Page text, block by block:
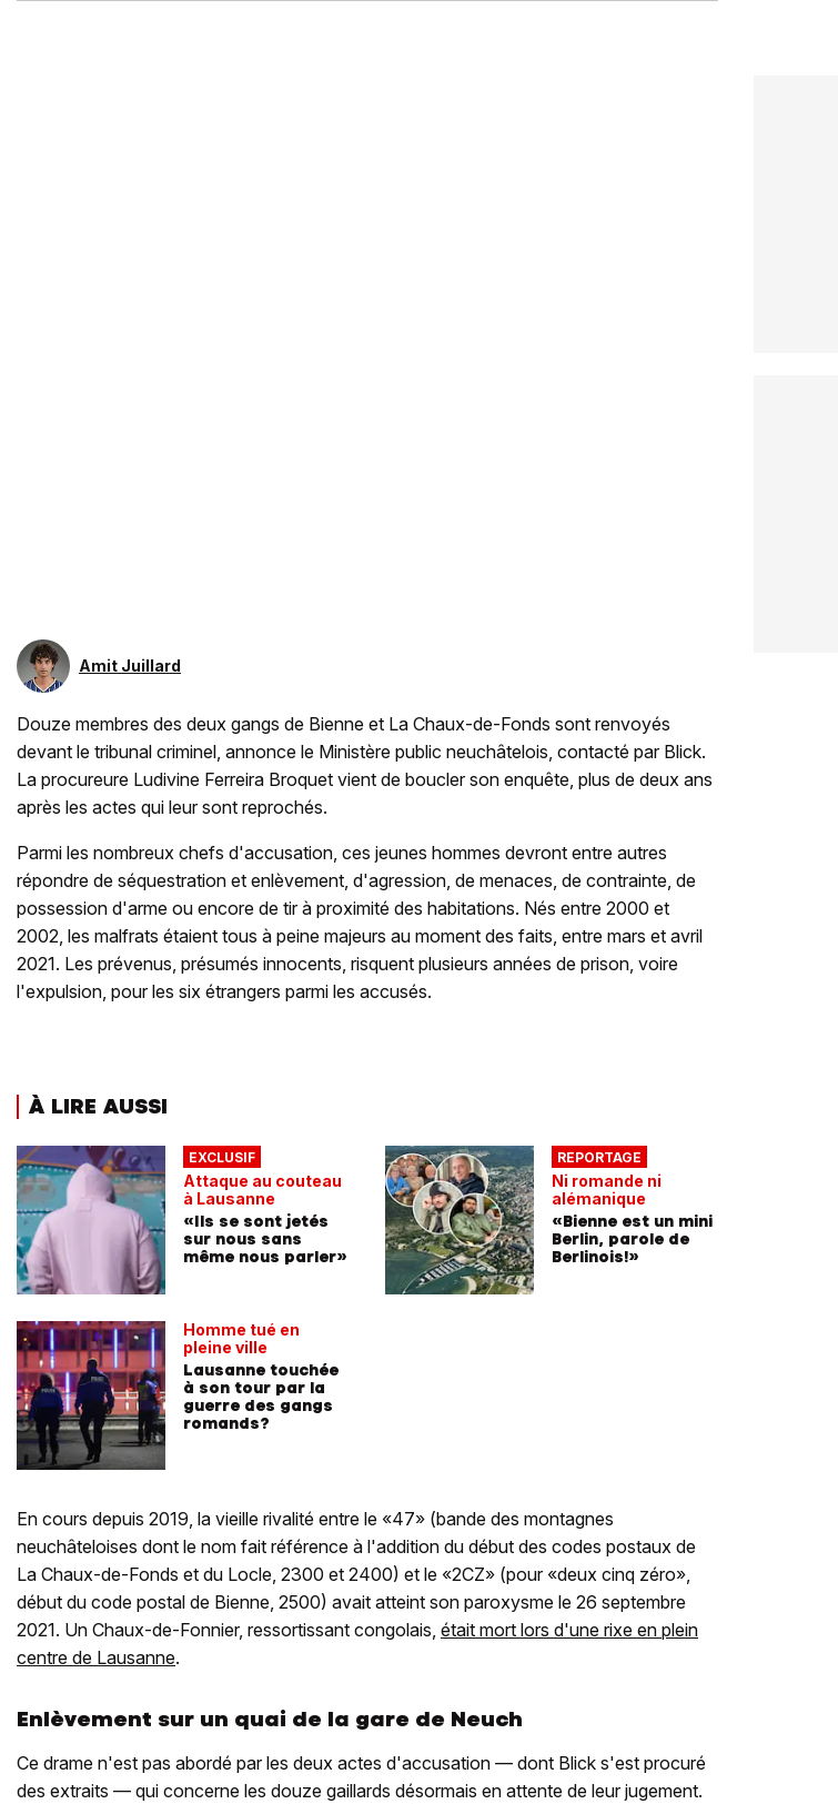
Amit Juillard
Douze membres des deux gangs de Bienne et La Chaux-de-Fonds sont renvoyés
devant le tribunal criminel, annonce le Ministère public neuchâtelois, contacté par Blick.
La procureure Ludivine Ferreira Broquet vient de boucler son enquête, plus de deux ans
après les actes qui leur sont reprochés.
Parmi les nombreux chefs d'accusation, ces jeunes hommes devront entre autres
répondre de séquestration et enlèvement, d'agression, de menaces, de contrainte, de
possession d'arme ou encore de tir à proximité des habitations. Nés entre 2000 et
2002, les malfrats étaient tous à peine majeurs au moment des faits, entre mars et avril
2021. Les prévenus, présumés innocents, risquent plusieurs années de prison, voire
l'expulsion, pour les six étrangers parmi les accusés.
À LIRE AUSSI
EXCLUSIF
Attaque au couteau
à Lausanne
«Ils se sont jetés
sur nous sans
même nous parler»
Homme tué en
pleine ville
Lausanne touchée
à son tour par la
guerre des gangs
romands?
REPORTAGE
Ni romande ni
alémanique
«Bienne est un mini
Berlin, parole de
Berlinois!»
En cours depuis 2019, la vieille rivalité entre le «47» (bande des montagnes
neuchâteloises dont le nom fait référence à l'addition du début des codes postaux de
La Chaux-de-Fonds et du Locle, 2300 et 2400) et le «2CZ» (pour «deux cinq zéro»,
début du code postal de Bienne, 2500) avait atteint son paroxysme le 26 septembre
2021. Un Chaux-de-Fonnier, ressortissant congolais, était mort lors d'une rixe en plein
centre de Lausanne.
Enlèvement sur un quai de la gare de Neuch
Ce drame n'est pas abordé par les deux actes d'accusation — dont Blick s'est procuré
des extraits — qui concerne les douze gaillards désormais en attente de leur jugement.